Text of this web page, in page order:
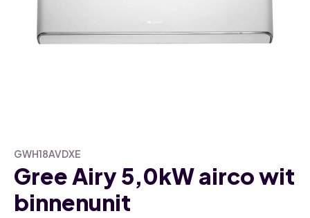
GWH18AVDXE
Gree Airy 5,0kW airco wit
binnenunit